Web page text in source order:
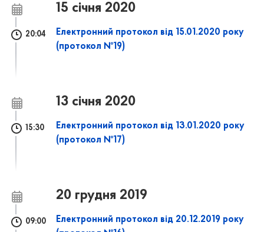
15 січня 2020
20:04
Електронний протокол від 15.01.2020 року
(протокол №19)
13 січня 2020
15:30
Електронний протокол від 13.01.2020 року
(протокол №17)
20 грудня 2019
09:00
Електронний протокол від 20.12.2019 року